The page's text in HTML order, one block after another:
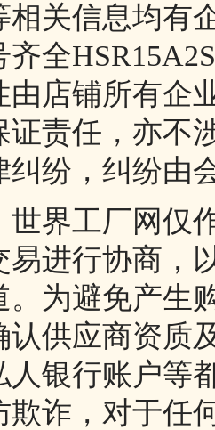
相关信息均有
齐全
由店铺所有企
证责任，亦不
纠纷，纠纷由
世界工厂网仅
易进行协商，
。为避免产生
认供应商资质
人银行账户等
欺诈，对于任